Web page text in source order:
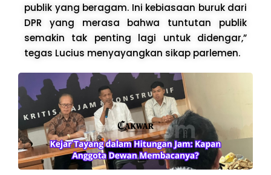
publik yang beragam. Ini kebiasaan buruk dari
DPR yang merasa bahwa tuntutan publik
semakin tak penting lagi untuk didengar,”
tegas Lucius menyayangkan sikap parlemen.